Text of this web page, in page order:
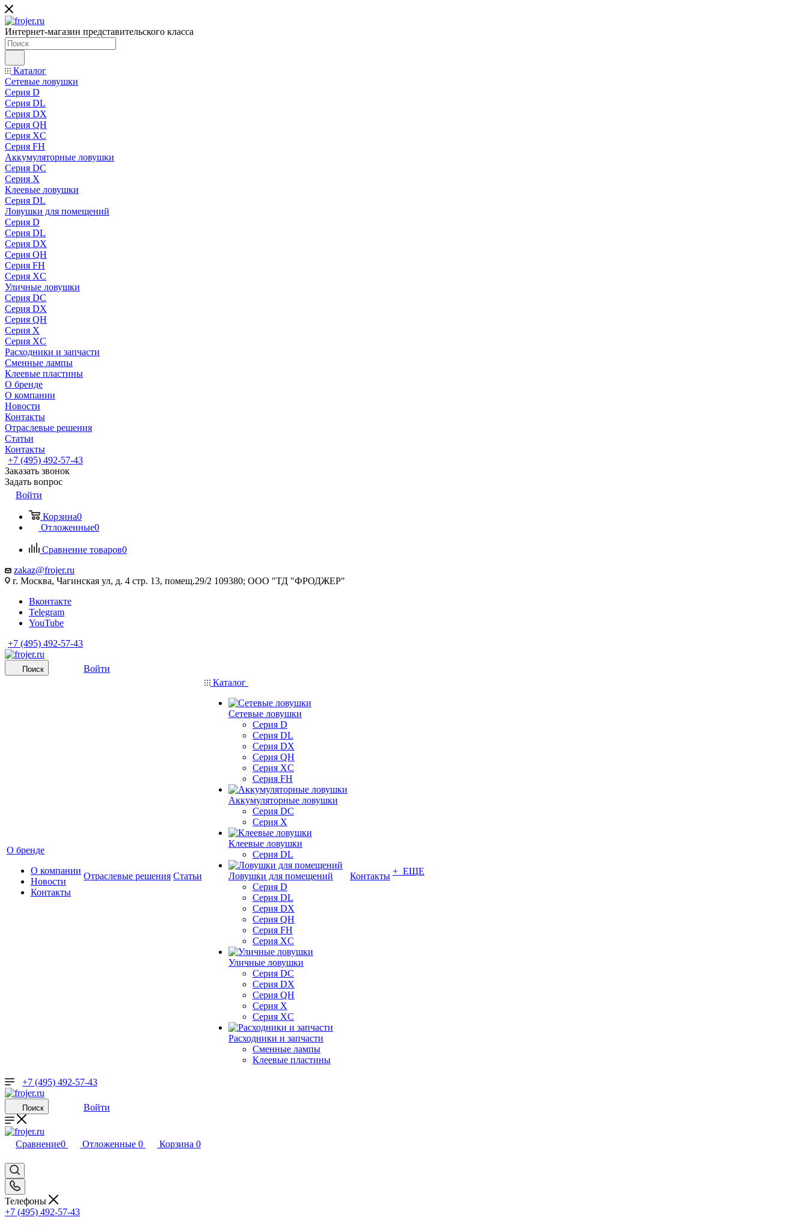
Интернет-магазин представительского класса
Каталог
Сетевые ловушки
Серия D
Серия DL
Серия DX
Серия QH
Серия XC
Серия FH
Аккумуляторные ловушки
Серия DC
Серия X
Клеевые ловушки
Серия DL
Ловушки для помещений
Серия D
Серия DL
Серия DX
Серия QH
Серия FH
Серия XC
Уличные ловушки
Серия DC
Серия DX
Серия QH
Серия X
Серия XC
Расходники и запчасти
Сменные лампы
Клеевые пластины
О бренде
О компании
Новости
Контакты
Отраслевые решения
Статьи
Контакты
+7 (495) 492-57-43
Заказать звонок
Задать вопрос
Войти
Корзина0
Отложенные0
Сравнение товаров0
zakaz@frojer.ru
г. Москва, Чагинская ул, д. 4 стр. 13, помещ.29/2 109380; ООО "ТД "ФРОДЖЕР"
Вконтакте
Telegram
YouTube
+7 (495) 492-57-43
Поиск Войти
О бренде
О компании
Новости
Контакты
Отраслевые решения Статьи
Каталог
Сетевые ловушки
Серия D
Серия DL
Серия DX
Серия QH
Серия XC
Серия FH
Аккумуляторные ловушки
Серия DC
Серия X
Клеевые ловушки
Серия DL
Ловушки для помещений
Серия D
Серия DL
Серия DX
Серия QH
Серия FH
Серия XC
Уличные ловушки
Серия DC
Серия DX
Серия QH
Серия X
Серия XC
Расходники и запчасти
Сменные лампы
Клеевые пластины
Контакты + ЕЩЕ
+7 (495) 492-57-43
Поиск Войти
Сравнение0 Отложенные 0 Корзина 0
Телефоны
+7 (495) 492-57-43